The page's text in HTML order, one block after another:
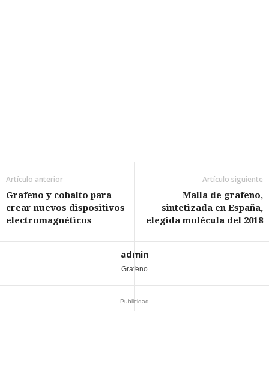
Artículo anterior
Grafeno y cobalto para
crear nuevos dispositivos
electromagnéticos
Artículo siguiente
Malla de grafeno,
sintetizada en España,
elegida molécula del 2018
admin
Grafeno
- Publicidad -